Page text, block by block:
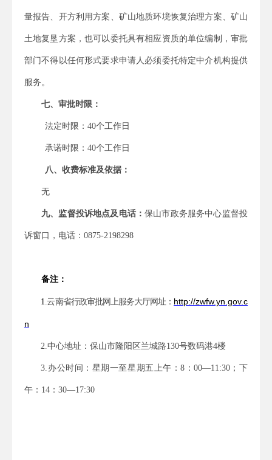
量报告、开方利用方案、矿山地质环境恢复治理方案、矿山
土地复垦方案 ，也可以委托具有相应资质的单位编制，审批
部门不得以任何形式要求申请人必须委托特定中介机构提供
服务。
七、审批时限：
法定时限：40个工作日
承诺时限：40个工作日
八、收费标准及依据：
无
九、监督投诉地点及电话：保山市政务服务中心监督投
诉窗口，电话： 0875-2198298
备注：
1 .云南省行政审批网上服务大厅网址： http://zwfw.yn.gov.c
n
2.中心地址：保山市隆阳区兰城路130号数码港4楼
3. 办公时间：星期一至星期五上午：8 ：00—11:30 ；下
午： 14 ： 30—17:30